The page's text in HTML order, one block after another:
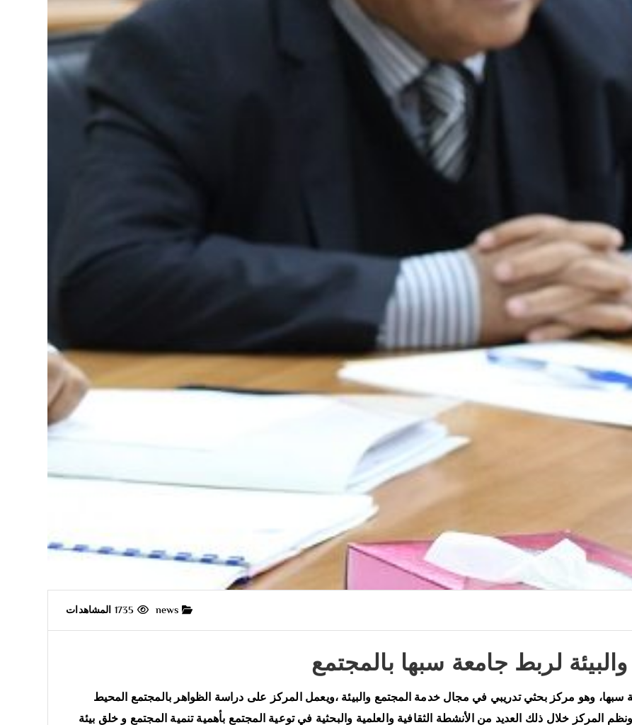
لربط جامعة سبها بالمجتمع
سبها، وهو مركز بحثي تدريبي في مجال خدمة المجتمع والبيئة ،ويعمل المركز على دراسة الظواهر بالمجتمع المحيط
قرار إنشائه في عام 2019 ، وشارك ونظم المركز خلال ذلك العديد من الأنشطة الثقافية والعلمية والبحثية في توعية المجتمع بأهمية تنمية المجتمع و خلق بيئة